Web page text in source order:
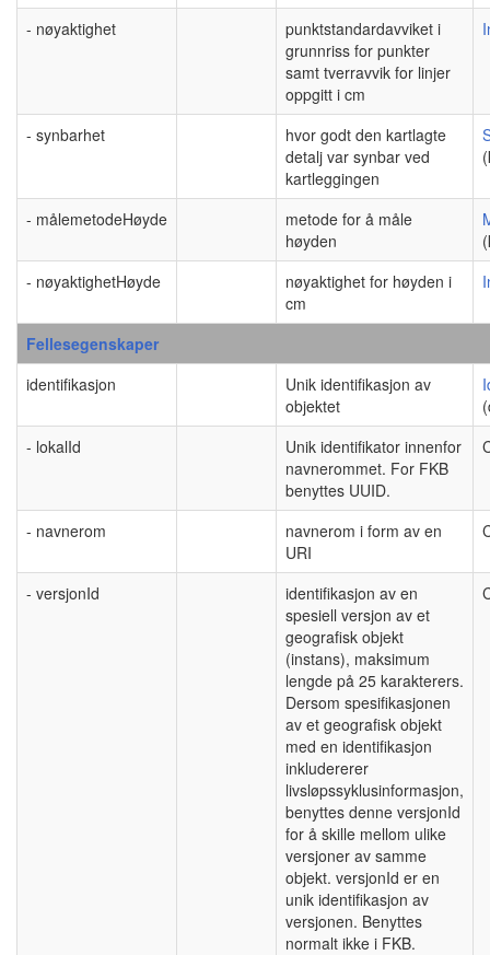
- nøyaktighet
punktstandardavviket i
grunnriss for punkter
samt tverravvik for linjer
oppgitt i cm
- synbarhet
hvor godt den kartlagte
detalj var synbar ved
kartleggingen
- målemetodeHøyde
metode for å måle
høyden
- nøyaktighetHøyde
nøyaktighet for høyden i
cm
Fellesegenskaper
identifikasjon
Unik identifikasjon av
objektet
- lokalId
Unik identifikator innenfor
navnerommet. For FKB
benyttes UUID.
- navnerom
navnerom i form av en
URI
- versjonId
identifikasjon av en
spesiell versjon av et
geografisk objekt
(instans), maksimum
lengde på 25 karakterers.
Dersom spesifikasjonen
av et geografisk objekt
med en identifikasjon
inkludererer
livsløpssyklusinformasjon,
benyttes denne versjonId
for å skille mellom ulike
versjoner av samme
objekt. versjonId er en
unik identifikasjon av
versjonen. Benyttes
normalt ikke i FKB.